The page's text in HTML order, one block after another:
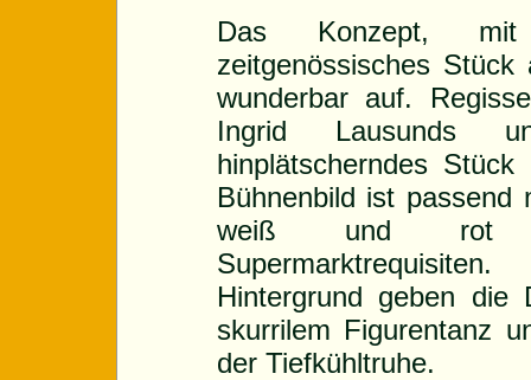
Das Konzept, mit
zeitgenössisches
wunderbar auf.
Ingrid Lausunds
hinplätscherndes
Bühnenbild ist passend
weiß und rot
Hintergrund geben die
skurrilem Figurentanz
der Tiefkühltruhe.